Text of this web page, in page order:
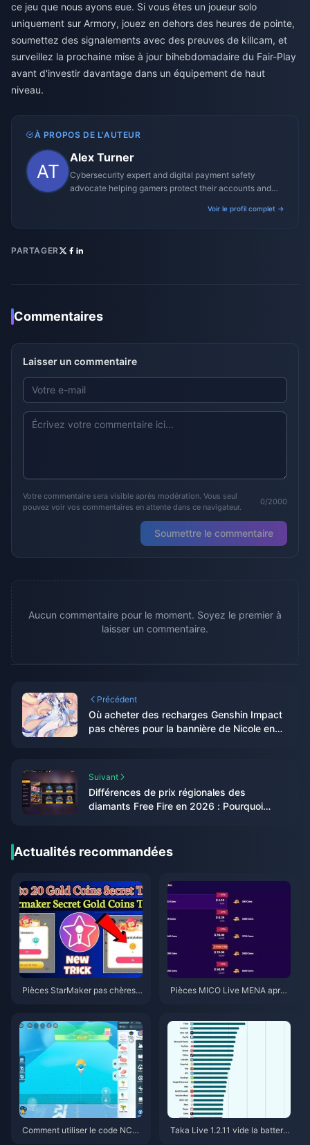
ce jeu que nous ayons eue. Si vous êtes un joueur solo
uniquement sur Armory, jouez en dehors des heures de pointe,
soumettez des signalements avec des preuves de killcam, et
surveillez la prochaine mise à jour bihebdomadaire du Fair-Play
avant d'investir davantage dans un équipement de haut
niveau.
À PROPOS DE L'AUTEUR
Alex Turner
Cybersecurity expert and digital payment safety
advocate helping gamers protect their accounts and
Voir le profil complet →
PARTAGER
Commentaires
Laisser un commentaire
Votre commentaire sera visible après modération. Vous seul
pouvez voir vos commentaires en attente dans ce navigateur.
0/2000
Soumettre le commentaire
Aucun commentaire pour le moment. Soyez le premier à
laisser un commentaire.
Précédent
Où acheter des recharges Genshin Impact
pas chères pour la bannière de Nicole en
Suivant
Différences de prix régionales des
diamants Free Fire en 2026 : Pourquoi
Actualités recommandées
Pièces StarMaker pas chères p
n)
Pièces MICO Live MENA après
Comment utiliser le code NCR
Taka Live 1.2.11 vide la batterie